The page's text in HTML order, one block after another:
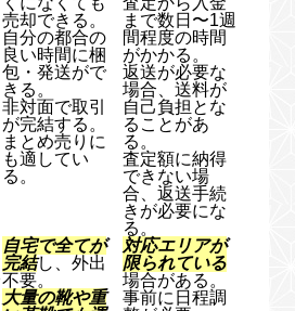
売却できる。
自分の都合の
良い時間に梱
包・発送がで
きる。
非対面で取引
が完結する。
まとめ売りに
も適してい
る。
まで数日〜1週
間程度の時間
がかかる。
返送が必要な
場合、送料が
自己負担とな
ることがあ
る。
査定額に納得
できない場
合、返送手続
きが必要にな
る。
自宅で全てが
完結し、外出
不要。
大量の靴や重
対応エリアが
限られている
場合がある。
事前に日程調